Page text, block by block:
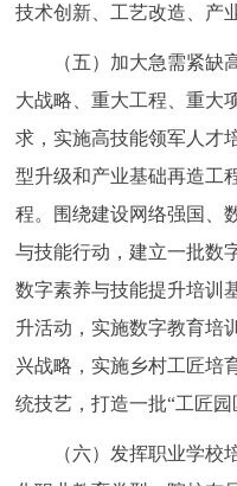
技术创新、工艺改造、产
（五）加大急需紧缺高
大战略、重大工程、重大
求，实施高技能领军人才
型升级和产业基础再造工
程。围绕建设网络强国、
与技能行动，建立一批数
数字素养与技能提升培训
升活动，实施数字教育培
兴战略，实施乡村工匠培
统技艺，打造一批“工匠园
（六）发挥职业学校培